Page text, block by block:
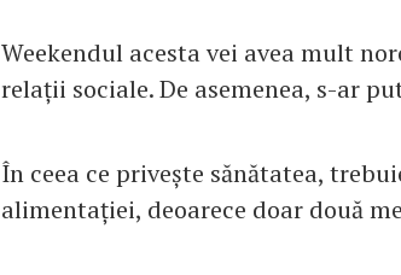
Weekendul acesta vei avea mult
relații sociale. De asemenea, s-ar
În ceea ce privește sănătatea,
alimentației, deoarece doar două